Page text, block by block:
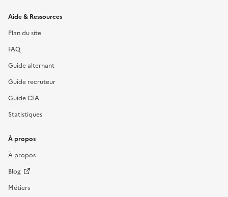
Informations et liens du site
Aide & Ressources
Plan du site
FAQ
Guide alternant
Guide recruteur
Guide CFA
Statistiques
À propos
À propos
Blog
Métiers